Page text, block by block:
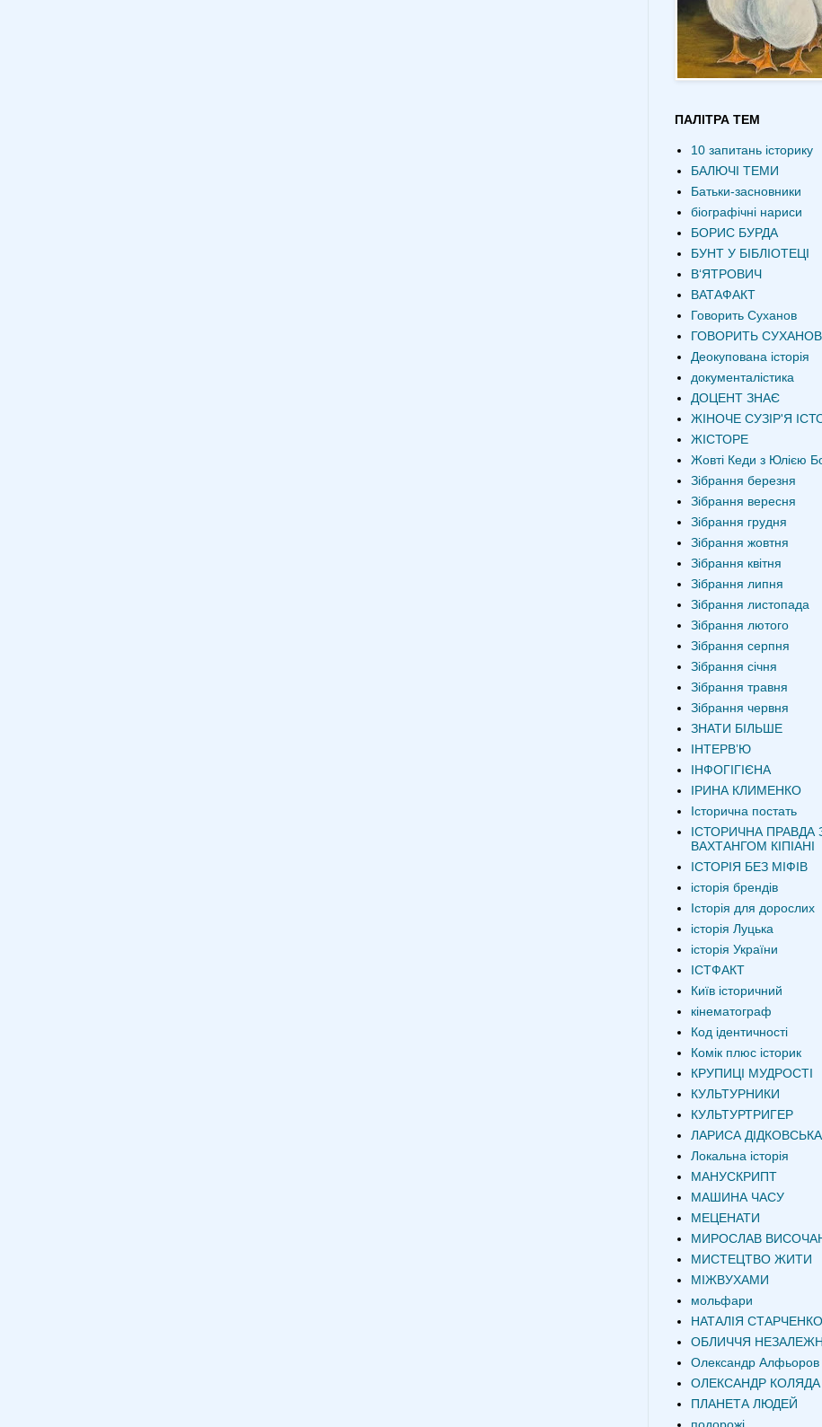
ПАЛІТРА ТЕМ
10 запитань історику
БАЛЮЧІ ТЕМИ
Батьки-засновники
біографічні нариси
БОРИС БУРДА
БУНТ У БІБЛІОТЕЦІ
В‘ЯТРОВИЧ
ВАТАФАКТ
Говорить Суханов
ГОВОРИТЬ СУХАНОВ
Деокупована історія
документалістика
ДОЦЕНТ ЗНАЄ
ЖІНОЧЕ СУЗІР'Я
ЖІСТОРЕ
Жовті Кеди з Юлією
Зібрання березня
Зібрання вересня
Зібрання грудня
Зібрання жовтня
Зібрання квітня
Зібрання липня
Зібрання листопада
Зібрання лютого
Зібрання серпня
Зібрання січня
Зібрання травня
Зібрання червня
ЗНАТИ БІЛЬШЕ
ІНТЕРВʼЮ
ІНФОГІГІЄНА
ІРИНА КЛИМЕНКО
Історична постать
ІСТОРИЧНА ПРАВДА
ВАХТАНГОМ КІПІАНІ
ІСТОРІЯ БЕЗ МІФІВ
історія брендів
Історія для дорослих
історія Луцька
історія України
ІСТФАКТ
Київ історичний
кінематограф
Код ідентичності
Комік плюс історик
КРУПИЦІ МУДРОСТІ
КУЛЬТУРНИКИ
КУЛЬТУРТРИГЕР
ЛАРИСА ДІДКОВСЬКА
Локальна історія
МАНУСКРИПТ
МАШИНА ЧАСУ
МЕЦЕНАТИ
МИРОСЛАВ
МИСТЕЦТВО ЖИТИ
МІЖВУХАМИ
мольфари
НАТАЛІЯ СТАРЧЕНКО
ОБЛИЧЧЯ
Олександр Алфьоров
ОЛЕКСАНДР КОЛЯДА
ПЛАНЕТА ЛЮДЕЙ
подорожі